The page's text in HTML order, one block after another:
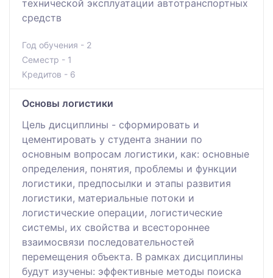
технической эксплуатации автотранспортных
средств
Год обучения - 2
Семестр - 1
Кредитов - 6
Основы логистики
Цель дисциплины - сформировать и
цементировать у студента знании по
основным вопросам логистики, как: основные
определения, понятия, проблемы и функции
логистики, предпосылки и этапы развития
логистики, материальные потоки и
логистические операции, логистические
системы, их свойства и всестороннее
взаимосвязи последовательностей
перемещения объекта. В рамках дисциплины
будут изучены: эффективные методы поиска